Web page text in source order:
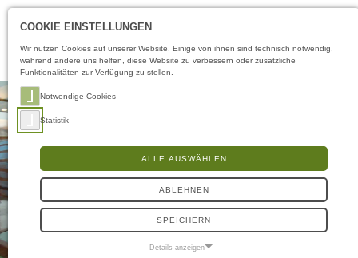
Öffnungszeiten
COOKIE EINSTELLUNGEN
Wir nutzen Cookies auf unserer Website. Einige von ihnen sind technisch notwendig,
während andere uns helfen, diese Website zu verbessern oder zusätzliche
Funktionalitäten zur Verfügung zu stellen.
Notwendige Cookies
Statistik
ALLE AUSWÄHLEN
ABLEHNEN
SPEICHERN
Details anzeigen